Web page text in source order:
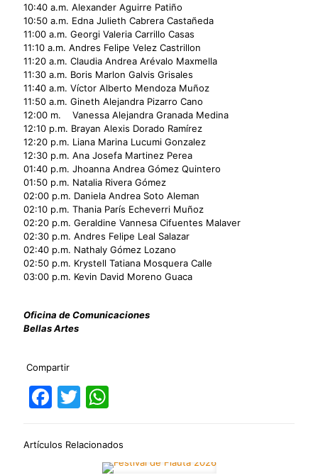
10:40 a.m. Alexander Aguirre Patiño
10:50 a.m. Edna Julieth Cabrera Castañeda
11:00 a.m. Georgi Valeria Carrillo Casas
11:10 a.m. Andres Felipe Velez Castrillon
11:20 a.m. Claudia Andrea Arévalo Maxmella
11:30 a.m. Boris Marlon Galvis Grisales
11:40 a.m. Víctor Alberto Mendoza Muñoz
11:50 a.m. Gineth Alejandra Pizarro Cano
12:00 m. Vanessa Alejandra Granada Medina
12:10 p.m. Brayan Alexis Dorado Ramírez
12:20 p.m. Liana Marina Lucumi Gonzalez
12:30 p.m. Ana Josefa Martinez Perea
01:40 p.m. Jhoanna Andrea Gómez Quintero
01:50 p.m. Natalia Rivera Gómez
02:00 p.m. Daniela Andrea Soto Aleman
02:10 p.m. Thania París Echeverri Muñoz
02:20 p.m. Geraldine Vannesa Cifuentes Malaver
02:30 p.m. Andres Felipe Leal Salazar
02:40 p.m. Nathaly Gómez Lozano
02:50 p.m. Krystell Tatiana Mosquera Calle
03:00 p.m. Kevin David Moreno Guaca
Oficina de Comunicaciones
Bellas Artes
Compartir
Facebook
Twitter
WhatsApp
Artículos Relacionados